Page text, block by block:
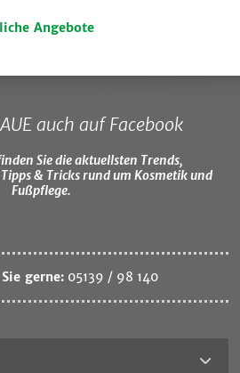
Angebote
auch auf Facebook
Sie die aktuellsten Trends,
& Tricks rund um Kosmetik und
Fußpflege.
gerne: 05139 / 98 140